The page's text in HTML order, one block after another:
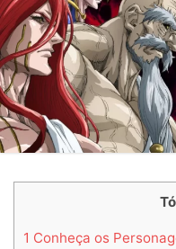
1 Conheça os